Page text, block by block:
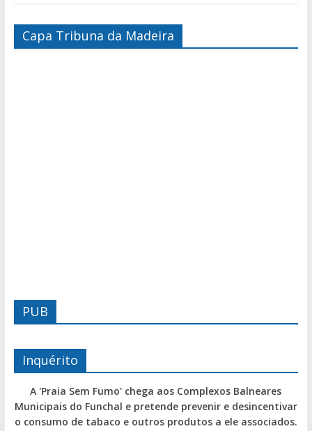
Capa Tribuna da Madeira
PUB
Inquérito
A 'Praia Sem Fumo' chega aos Complexos Balneares
Municipais do Funchal e pretende prevenir e desincentivar
o consumo de tabaco e outros produtos a ele associados.